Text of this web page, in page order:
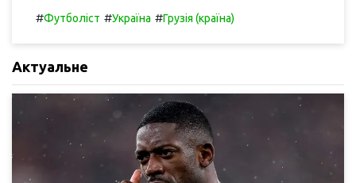
#Футболіст #Україна #Грузія (країна)
Актуальне